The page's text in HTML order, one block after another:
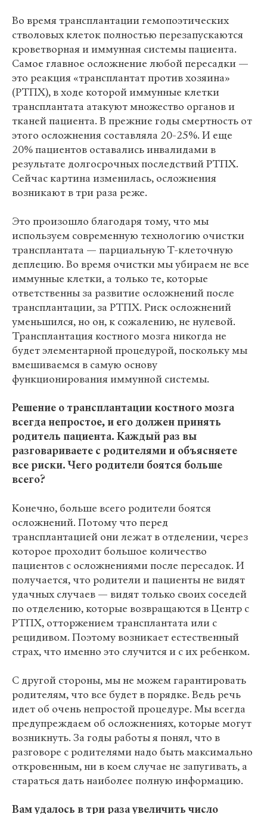
Во время трансплантации гемопоэтических
стволовых клеток полностью перезапускаются
кроветворная и иммунная системы пациента.
Самое главное осложнение любой пересадки —
это реакция «трансплантат против хозяина»
(РТПХ), в ходе которой иммунные клетки
трансплантата атакуют множество органов и
тканей пациента. В прежние годы смертность от
этого осложнения составляла 20-25%. И еще
20% пациентов оставались инвалидами в
результате долгосрочных последствий РТПХ.
Сейчас картина изменилась, осложнения
возникают в три раза реже.
Это произошло благодаря тому, что мы
используем современную технологию очистки
трансплантата — парциальную Т-клеточную
деплецию. Во время очистки мы убираем не все
иммунные клетки, а только те, которые
ответственны за развитие осложнений после
трансплантации, за РТПХ. Риск осложнений
уменьшился, но он, к сожалению, не нулевой.
Трансплантация костного мозга никогда не
будет элементарной процедурой, поскольку мы
вмешиваемся в самую основу
функционирования иммунной системы.
Решение о трансплантации костного мозга
всегда непростое, и его должен принять
родитель пациента. Каждый раз вы
разговариваете с родителями и объясняете
все риски. Чего родители боятся больше
всего?
Конечно, больше всего родители боятся
осложнений. Потому что перед
трансплантацией они лежат в отделении, через
которое проходит большое количество
пациентов с осложнениями после пересадок. И
получается, что родители и пациенты не видят
удачных случаев — видят только своих соседей
по отделению, которые возвращаются в Центр с
РТПХ, отторжением трансплантата или с
рецидивом. Поэтому возникает естественный
страх, что именно это случится и с их ребенком.
С другой стороны, мы не можем гарантировать
родителям, что все будет в порядке. Ведь речь
идет об очень непростой процедуре. Мы всегда
предупреждаем об осложнениях, которые могут
возникнуть. За годы работы я понял, что в
разговоре с родителями надо быть максимально
откровенным, ни в коем случае не запугивать, а
стараться дать наиболее полную информацию.
Вам удалось в три раза увеличить число